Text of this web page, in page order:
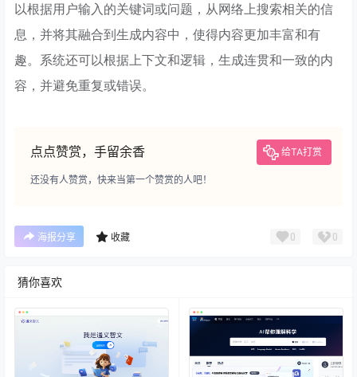
以根据用户输入的关键词或问题，从网络上搜索相关的信
息，并将其融合到生成内容中，使得内容更加丰富和有
趣。系统还可以根据上下文和逻辑，生成连贯和一致的内
容，并避免重复或错误。
点点赞赏，手留余香 给TA打赏
还没有人赞赏，快来当第一个赞赏的人吧！
海报分享 收藏 0 0
猜你喜欢